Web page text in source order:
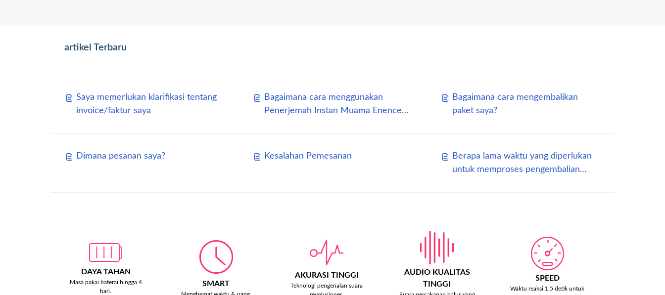
artikel Terbaru
Saya memerlukan klarifikasi tentang
invoice/faktur saya
Bagaimana cara menggunakan
Penerjemah Instan Muama Enence
Bagaimana cara mengembalikan
paket saya?
Dimana pesanan saya? Kesalahan Pemesanan
Berapa lama waktu yang diperlukan
untuk memproses pengembalian
DAYA TAHAN
Masa pakai baterai hingga 4
hari.
SMART
AKURASI TINGGI
Teknologi pengenalan suara
AUDIO KUALITAS
TINGGI
SPEED
Waktu reaksi 1,5 detik untuk